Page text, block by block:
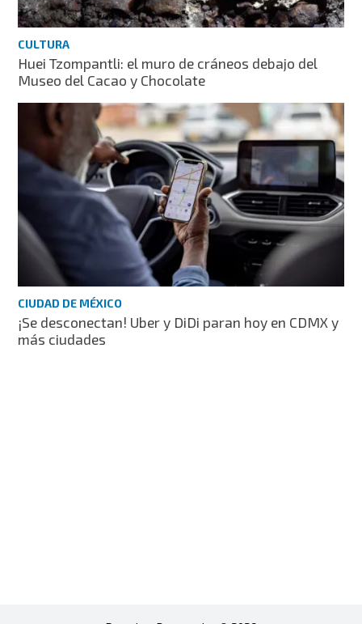
CULTURA
Huei Tzompantli: el muro de cráneos debajo del
Museo del Cacao y Chocolate
CIUDAD DE MÉXICO
¡Se desconectan! Uber y DiDi paran hoy en CDMX y
más ciudades